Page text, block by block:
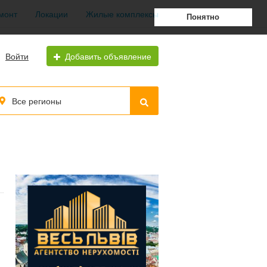
Понятно
Локации Жилые комплексы
Войти Добавить объявление
Все регионы